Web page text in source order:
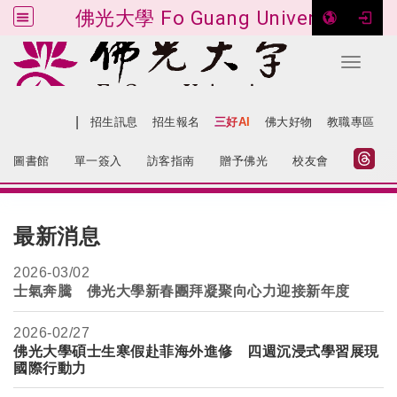
佛光大學 Fo Guang University
Toggle
跳到主要內容
招生訊息 招生報名 三好AI 佛大好物 教職專區
圖書館 單一簽入 訪客指南 贈予佛光 校友會
最新消息
2026-03/02
士氣奔騰 佛光大學新春團拜凝聚向心力迎接新年度
2026-02/27
佛光大學碩士生寒假赴菲海外進修 四週沉浸式學習展現
國際行動力